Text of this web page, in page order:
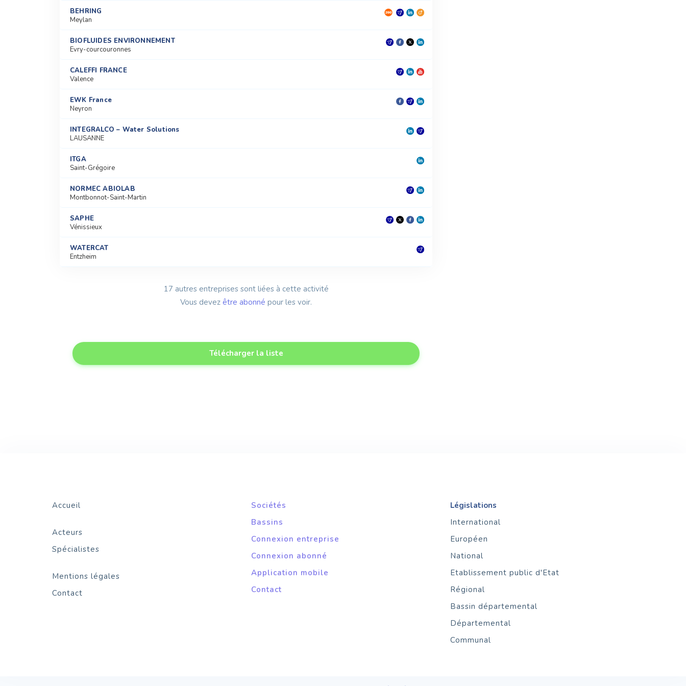
BEHRING
Meylan
BIOFLUIDES ENVIRONNEMENT
Evry-courcouronnes
CALEFFI FRANCE
Valence
EWK France
Neyron
INTEGRALCO – Water Solutions
LAUSANNE
ITGA
Saint-Grégoire
NORMEC ABIOLAB
Montbonnot-Saint-Martin
SAPHE
Vénissieux
WATERCAT
Entzheim
17 autres entreprises sont liées à cette activité
Vous devez être abonné pour les voir.
Télécharger la liste
Accueil
Acteurs
Spécialistes
Mentions légales
Contact
Sociétés
Bassins
Connexion entreprise
Connexion abonné
Application mobile
Contact
Législations
International
Européen
National
Etablissement public d'Etat
Régional
Bassin départemental
Départemental
Communal